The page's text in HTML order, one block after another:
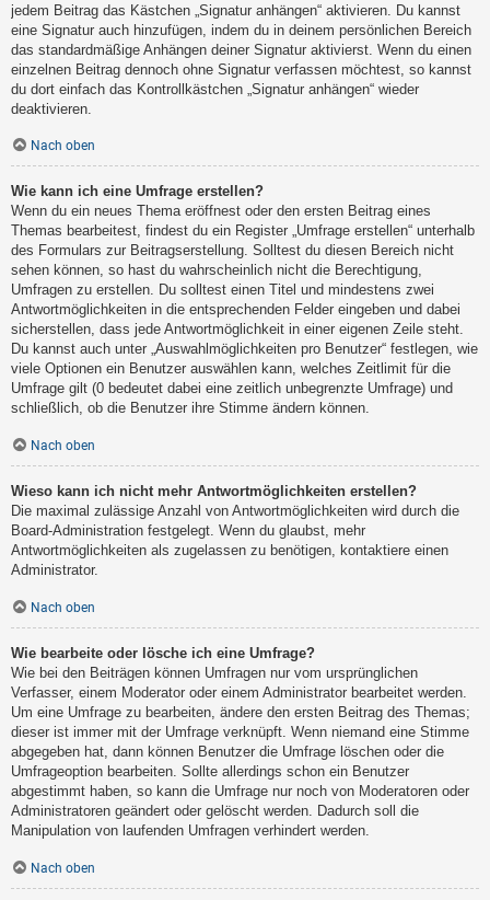
jedem Beitrag das Kästchen „Signatur anhängen“ aktivieren. Du kannst
eine Signatur auch hinzufügen, indem du in deinem persönlichen Bereich
das standardmäßige Anhängen deiner Signatur aktivierst. Wenn du einen
einzelnen Beitrag dennoch ohne Signatur verfassen möchtest, so kannst
du dort einfach das Kontrollkästchen „Signatur anhängen“ wieder
deaktivieren.
Nach oben
Wie kann ich eine Umfrage erstellen?
Wenn du ein neues Thema eröffnest oder den ersten Beitrag eines
Themas bearbeitest, findest du ein Register „Umfrage erstellen“ unterhalb
des Formulars zur Beitragserstellung. Solltest du diesen Bereich nicht
sehen können, so hast du wahrscheinlich nicht die Berechtigung,
Umfragen zu erstellen. Du solltest einen Titel und mindestens zwei
Antwortmöglichkeiten in die entsprechenden Felder eingeben und dabei
sicherstellen, dass jede Antwortmöglichkeit in einer eigenen Zeile steht.
Du kannst auch unter „Auswahlmöglichkeiten pro Benutzer“ festlegen, wie
viele Optionen ein Benutzer auswählen kann, welches Zeitlimit für die
Umfrage gilt (0 bedeutet dabei eine zeitlich unbegrenzte Umfrage) und
schließlich, ob die Benutzer ihre Stimme ändern können.
Nach oben
Wieso kann ich nicht mehr Antwortmöglichkeiten erstellen?
Die maximal zulässige Anzahl von Antwortmöglichkeiten wird durch die
Board-Administration festgelegt. Wenn du glaubst, mehr
Antwortmöglichkeiten als zugelassen zu benötigen, kontaktiere einen
Administrator.
Nach oben
Wie bearbeite oder lösche ich eine Umfrage?
Wie bei den Beiträgen können Umfragen nur vom ursprünglichen
Verfasser, einem Moderator oder einem Administrator bearbeitet werden.
Um eine Umfrage zu bearbeiten, ändere den ersten Beitrag des Themas;
dieser ist immer mit der Umfrage verknüpft. Wenn niemand eine Stimme
abgegeben hat, dann können Benutzer die Umfrage löschen oder die
Umfrageoption bearbeiten. Sollte allerdings schon ein Benutzer
abgestimmt haben, so kann die Umfrage nur noch von Moderatoren oder
Administratoren geändert oder gelöscht werden. Dadurch soll die
Manipulation von laufenden Umfragen verhindert werden.
Nach oben